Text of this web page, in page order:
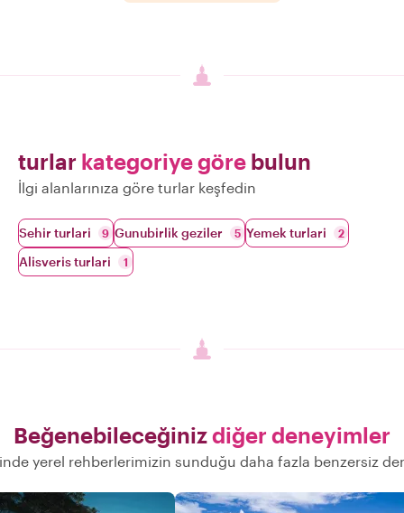
turlar kategoriye göre bulun
İlgi alanlarınıza göre turlar keşfedin
Sehir turlari 9 Gunubirlik geziler 5 Yemek turlari 2
Alisveris turlari 1
Beğenebileceğinizdiğer deneyimler
yerel rehberlerimizin sunduğu daha fazla benzersiz